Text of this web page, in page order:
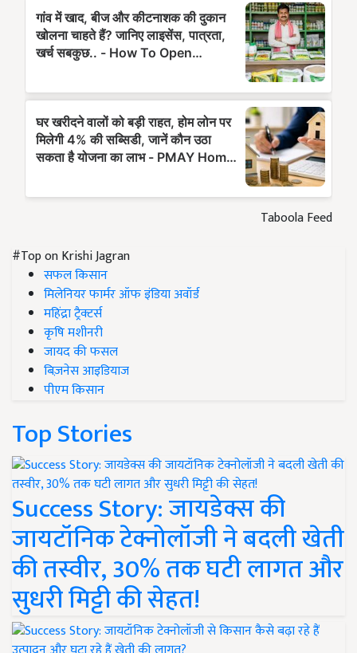
Taboola Feed
#Top on Krishi Jagran
सफल किसान
मिलेनियर फार्मर ऑफ इंडिया अवॉर्ड
महिंद्रा ट्रैक्टर्स
कृषि मशीनरी
जायद की फसल
बिज़नेस आइडियाज
पीएम किसान
Top Stories
Success Story: जायडेक्स की
जायटॉनिक टेक्नोलॉजी ने बदली खेती
की तस्वीर, 30% तक घटी लागत और
सुधरी मिट्टी की सेहत!